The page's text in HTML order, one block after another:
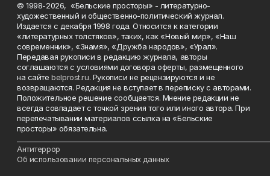
© 1998-2026, «Бельские просторы» - литературно-
художественный и общественно-политический журнал.
Издается с декабря 1998 года. Относится к категории
«литературных толстяков», таких, как «Новый мир», «Наш
современник», «Знамя», «Дружба народов», «Урал».
Передавая рукописи в редакцию журнала, авторы
соглашаются с условиями договора оферты, размещенного
на сайтеbelprost.ru. Рукописи не рецензируются и не
возвращаются. Редакция не вступает в переписку с авторами.
Положительное решение сообщается. Мнение редакции не
всегда совпадает с точкой зрения того или иного автора. При
перепечатывании материалов ссылка на «Бельские
просторы» обязательна.
Антитеррор
Об использовании персональных данных